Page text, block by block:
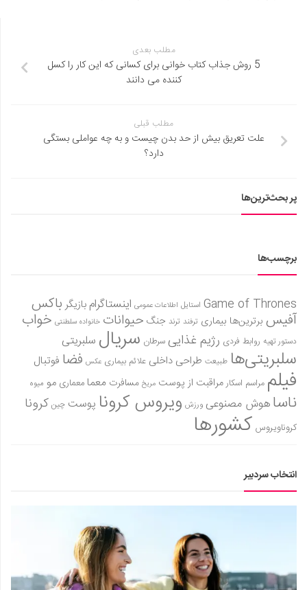
مطلب بعدی
5 روش جذاب کتاب خوانی برای کسانی که این کار را کسل
کننده می دانند
مطلب قبلی
علت تعریق بیش از حد بدن چیست و به چه عواملی بستگی
دارد؟
پر بحث‌ترین‌ها
برچسب‌ها
Game of Thrones استایل اطلاعات عمومی اینستاگرام بازیگر باکس
آفیس برترین‌ها بیماری ترفند ترند جنگ حیوانات خانواده سلطنتی خواب
دستور تهیه روابط فردی رژیم غذاییسرطان سریال سلبریتی
سلبریتی‌ها طبیعت طراحی داخلی علائم بیماری عکس فضا فوتبال
فیلم مراسم اسکارمراقبت از پوست مریخ مسافرت معمامعماری مو میوه
ناساهوش مصنوعی ورزش ویروس کرونا پوست چین کرونا
کروناویروس کشورها
انتخاب سردبیر